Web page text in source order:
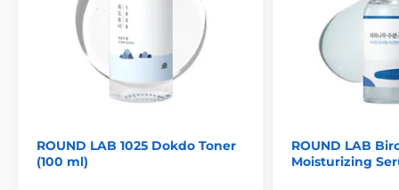
ROUND LAB 1025 Dokdo Toner
(100 ml)
ROUND LAB
Moisturizing